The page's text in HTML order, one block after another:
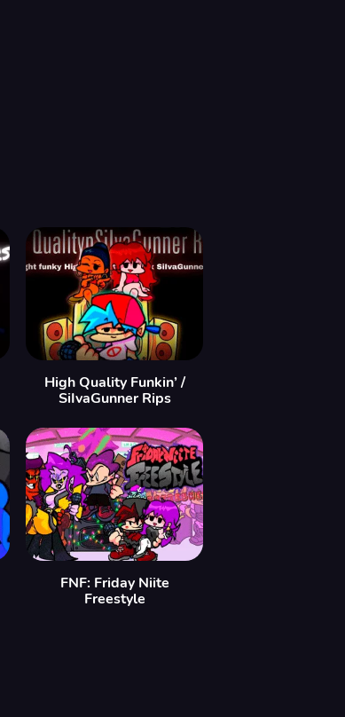
High Quality Funkin’ /
SiIvaGunner Rips
FNF: Friday Niite
Freestyle